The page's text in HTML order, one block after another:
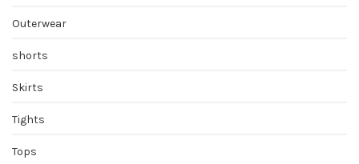
Outerwear
shorts
Skirts
Tights
Tops